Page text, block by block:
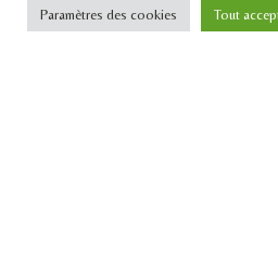
Paramètres des cookies Tout